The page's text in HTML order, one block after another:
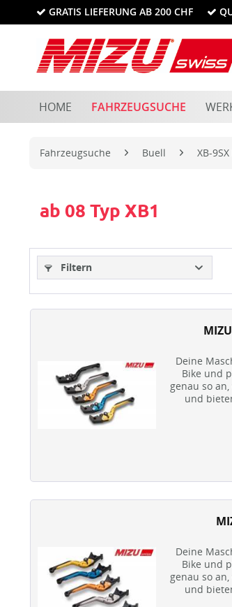
GRATIS LIEFERUNG AB 200 CHF
HOME FAHRZEUGSUCHE
Fahrzeugsuche Buell XB-
ab 08 Typ XB1
Filtern
Deine
Bike und
genau so
und
Deine
Bike und
genau so
und